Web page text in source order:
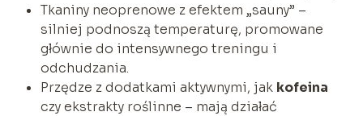
Tkaniny neoprenowe z efektem „sauny” –
silniej podnoszą temperaturę, promowane
głównie do intensywnego treningu i
odchudzania.
Przędze z dodatkami aktywnymi, jak kofeina
czy ekstrakty roślinne – mają działać